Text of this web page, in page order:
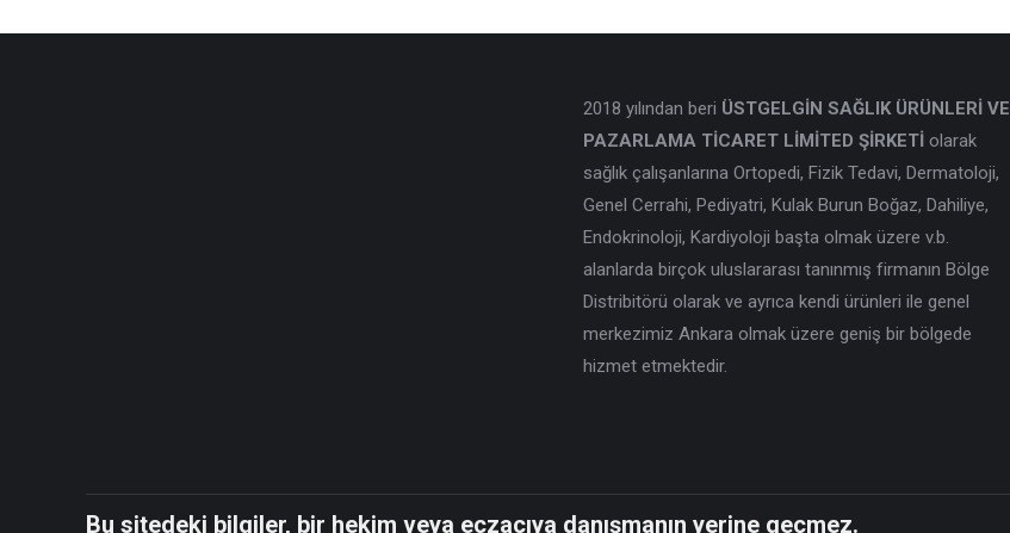
2018 yılından beri ÜSTGELGİN SAĞLIK ÜRÜNLERİ VE
PAZARLAMA TİCARET LİMİTED ŞİRKETİolarak
sağlık çalışanlarına Ortopedi, Fizik Tedavi, Dermatoloji,
Genel Cerrahi, Pediyatri, Kulak Burun Boğaz, Dahiliye,
Endokrinoloji, Kardiyoloji başta olmak üzere v.b.
alanlarda birçok uluslararası tanınmış firmanın Bölge
Distribitörü olarak ve ayrıca kendi ürünleri ile genel
merkezimiz Ankara olmak üzere geniş bir bölgede
hizmet etmektedir.
Bu sitedeki bilgiler, bir hekim veya eczacıya danışmanın yerine geçmez.